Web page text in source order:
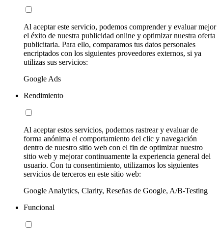
Al aceptar este servicio, podemos comprender y evaluar mejor
el éxito de nuestra publicidad online y optimizar nuestra oferta
publicitaria. Para ello, comparamos tus datos personales
encriptados con los siguientes proveedores externos, si ya
utilizas sus servicios:
Google Ads
Rendimiento
Al aceptar estos servicios, podemos rastrear y evaluar de
forma anónima el comportamiento del clic y navegación
dentro de nuestro sitio web con el fin de optimizar nuestro
sitio web y mejorar continuamente la experiencia general del
usuario. Con tu consentimiento, utilizamos los siguientes
servicios de terceros en este sitio web:
Google Analytics, Clarity, Reseñas de Google, A/B-Testing
Funcional